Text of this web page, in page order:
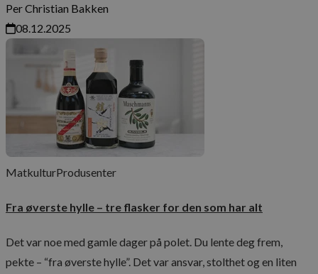
Per Christian Bakken
08.12.2025
MatkulturProdusenter
Fra øverste hylle – tre flasker for den som har alt
Det var noe med gamle dager på polet. Du lente deg frem,
pekte – “fra øverste hylle”. Det var ansvar, stolthet og en liten